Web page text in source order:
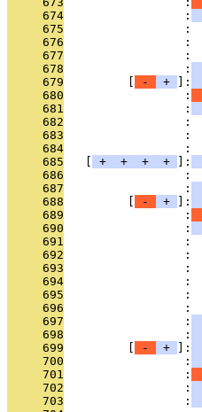
     674
                 :
     675
:
     676
:
     677
:
     678
                 :
     679
- + ]:
     680
                 :
     681
                 :
     682
:
     683
:
     684
:
     685
+ + + + ]:
     686
:
     687
                 :
     688
- + ]:
     689
                 :
     690
                 :
     691
:
     692
:
     693
:
     694
:
     695
:
     696
:
     697
                 :
     698
                 :
     699
- + ]:
     700
                 :
     701
                 :
     702
                 :
     703
                 :